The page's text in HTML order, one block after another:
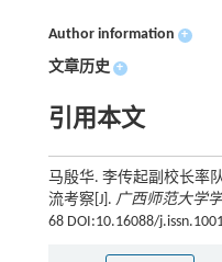
Author information +
文章历史 +
引用本文
马殷华. 李传起副校长率
流考察[J]. 广西师范大学
68 DOI:10.16088/